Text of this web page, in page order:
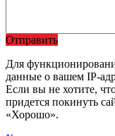
Отправить
Для
данные о вашем IP-
Если вы не хотите,
придется покинуть
«Хорошо».